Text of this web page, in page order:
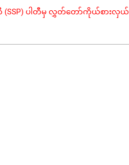
(SSP) ပါတီမှ လွှတ်တော်ကိုယ်စားလှယ်